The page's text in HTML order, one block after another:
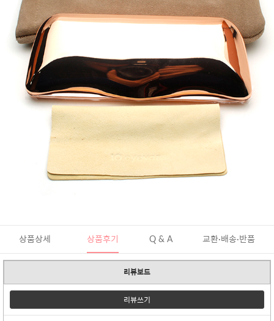
상품상세 상품후기 Q & A 교환·배송·반품
리뷰보드
리뷰쓰기